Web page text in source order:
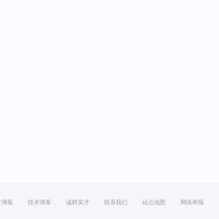
博客 技术博客 诚聘英才 联系我们 站点地图 网络举报